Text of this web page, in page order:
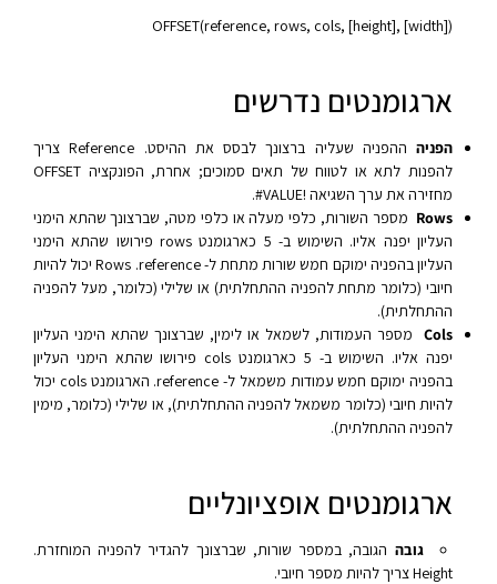
OFFSET(reference, rows, cols, [height], [width])‎
ארגומנטים נדרשים
הפניה
ההפניה שעליה ברצונך לבסס את ההיסט. Reference צריך
להפנות לתא או לטווח של תאים סמוכים; אחרת, הפונקציה OFFSET
מחזירה את ערך השגיאה ‎#VALUE!‎.
Rows מספר השורות, כלפי מעלה או כלפי מטה, שברצונך שהתא הימני
העליון יפנה אליו. השימוש ב- 5 כארגומנט rows פירושו שהתא הימני
העליון בהפניה ימוקם חמש שורות מתחת ל- reference.‏ Rows יכול להיות
חיובי (כלומר מתחת להפניה ההתחלתית) או שלילי (כלומר, מעל להפניה
ההתחלתית).
Cols מספר העמודות, לשמאל או לימין, שברצונך שהתא הימני העליון
יפנה אליו. השימוש ב- 5 כארגומנט cols פירושו שהתא הימני העליון
בהפניה ימוקם חמש עמודות משמאל ל- reference. הארגומנט cols יכול
להיות חיובי (כלומר משמאל להפניה ההתחלתית), או שלילי (כלומר, מימין
להפניה ההתחלתית).
ארגומנטים אופציונליים
גובה הגובה, במספר שורות, שברצונך להגדיר להפניה המוחזרת.
Height צריך להיות מספר חיובי.